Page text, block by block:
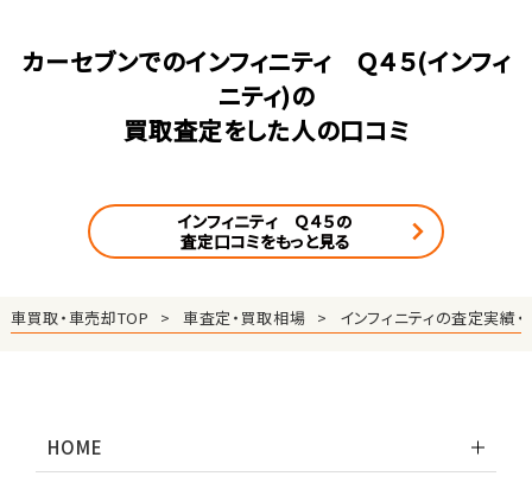
カーセブンでのインフィニティ Ｑ４５(インフィ
ニティ)の
買取査定をした人の口コミ
インフィニティ Ｑ４５の
査定口コミをもっと見る
車買取・車売却TOP 車査定・買取相場 インフィニティの査定実績
HOME